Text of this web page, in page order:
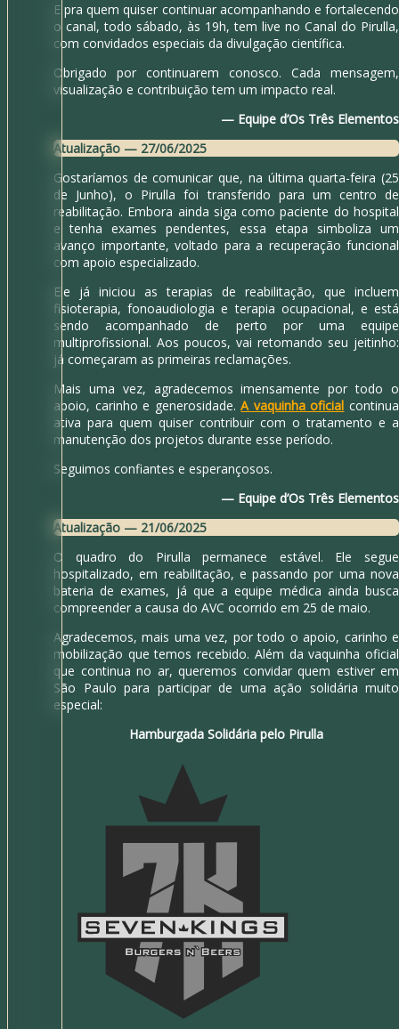
E pra quem quiser continuar acompanhando e fortalecendo
o canal, todo sábado, às 19h, tem live no Canal do Pirulla,
com convidados especiais da divulgação científica.
Obrigado por continuarem conosco. Cada mensagem,
visualização e contribuição tem um impacto real.
— Equipe d’Os Três Elementos
Atualização — 27/06/2025
Gostaríamos de comunicar que, na última quarta-feira (25
de Junho), o Pirulla foi transferido para um centro de
reabilitação. Embora ainda siga como paciente do hospital
e tenha exames pendentes, essa etapa simboliza um
avanço importante, voltado para a recuperação funcional
com apoio especializado.
Ele já iniciou as terapias de reabilitação, que incluem
fisioterapia, fonoaudiologia e terapia ocupacional, e está
sendo acompanhado de perto por uma equipe
multiprofissional. Aos poucos, vai retomando seu jeitinho:
já começaram as primeiras reclamações.
Mais uma vez, agradecemos imensamente por todo o
apoio, carinho e generosidade.A vaquinha oficial continua
ativa para quem quiser contribuir com o tratamento e a
manutenção dos projetos durante esse período.
Seguimos confiantes e esperançosos.
— Equipe d’Os Três Elementos
Atualização — 21/06/2025
O quadro do Pirulla permanece estável. Ele segue
hospitalizado, em reabilitação, e passando por uma nova
bateria de exames, já que a equipe médica ainda busca
compreender a causa do AVC ocorrido em 25 de maio.
Agradecemos, mais uma vez, por todo o apoio, carinho e
mobilização que temos recebido. Além da vaquinha oficial
que continua no ar, queremos convidar quem estiver em
São Paulo para participar de uma ação solidária muito
especial:
Hamburgada Solidária pelo Pirulla